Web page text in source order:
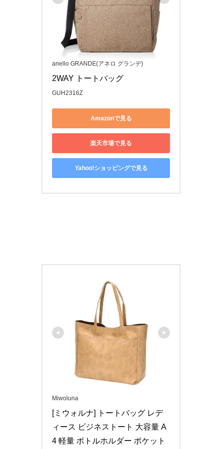
anello GRANDE(アネロ グランデ)
2WAY トートバッグ
GUH2316Z
Amazonで見る
楽天市場で見る
Yahoo!ショッピングで見る
Miwoluna
[ミウォルナ] トートバッグ レデ
ィース ビジネストート 大容量 A
4 軽量 ボトルホルダー ポケット